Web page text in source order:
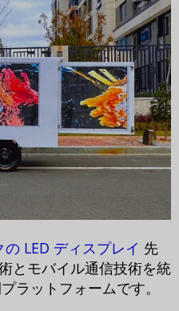
LED ディスプレイ 先
とモバイル通信技術を統
ラットフォームです。